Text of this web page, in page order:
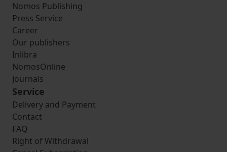
Nomos Publishing
Press Service
Career
Our publishers
Inlibra
NomosOnline
Journals
Service
Delivery and Payment
Contact
FAQ
Right of Withdrawal